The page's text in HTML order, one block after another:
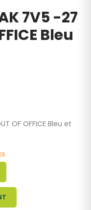
7V5 -27
Bleu
OF OFFICE Bleu et